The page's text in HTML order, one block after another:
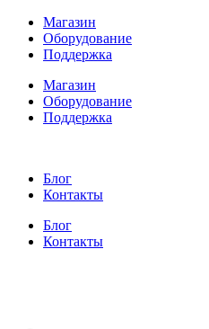
Перейти
содержимому
Магазин
Оборудование
Поддержка
Магазин
Оборудование
Поддержка
Блог
Контакты
Блог
Контакты